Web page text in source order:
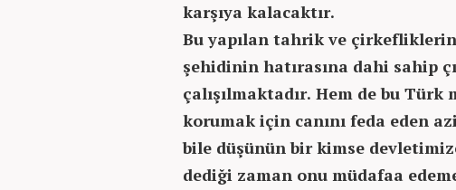
karşıya kalacaktır.
Bu yapılan tahrik ve
şehidinin hatırasına dahi sahip
çalışılmaktadır. Hem de bu
korumak için canını feda eden
bile düşünün bir kimse
dediği zaman onu müdafaa